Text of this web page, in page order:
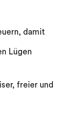
damit
Lügen
freier und